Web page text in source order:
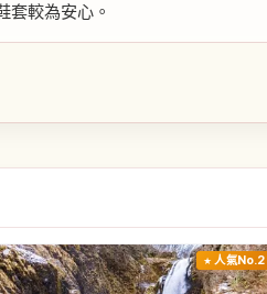
套較為安心。
人氣No.2